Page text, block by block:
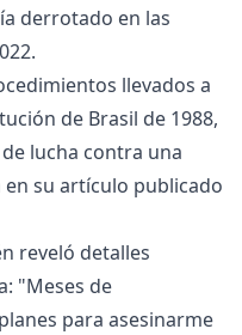
derrotado en las
llevados a
de Brasil de 1988,
lucha contra una
su artículo publicado
reveló detalles
"Meses de
para asesinarme